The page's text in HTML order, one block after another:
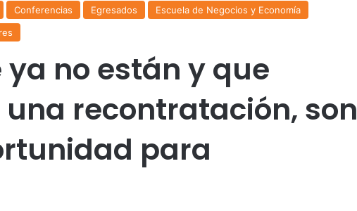
Conferencias Egresados
Escuela de Negocios y Economía
ya no están y que
recontratación, son
para